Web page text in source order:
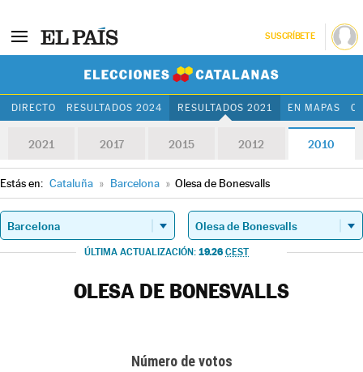
SUSCRÍBETE
DIRECTO RESULTADOS 2024 RESULTADOS 2021 EN MAPAS
2021 2017 2015 2012 2010
Estás en: Cataluña » Barcelona » Olesa de Bonesvalls
ÚLTIMA ACTUALIZACIÓN: 19.26 CEST
OLESA DE BONESVALLS
Número de votos